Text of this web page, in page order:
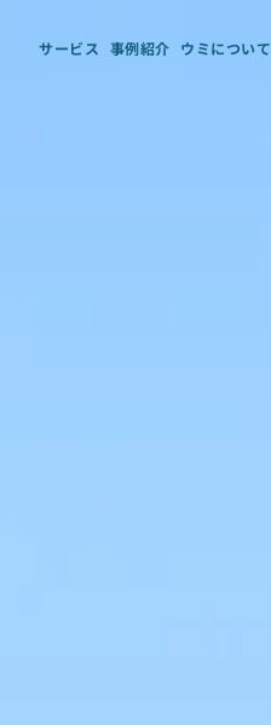
サービス 事例紹介 ウミについて